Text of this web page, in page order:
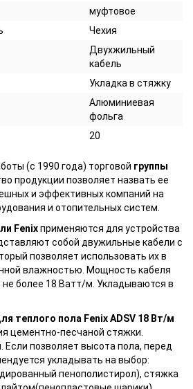
муфтовое
Чехия
Двухжильный
кабель
Укладка в стяжку
Алюминиевая
фольга
20
(с 1990 года) торговой группы
продукции позволяет назвать ее
и эффективных компаний на
и отопительных систем.
Fenixприменяются для устройства
собой двужильные кабели с
позволяет использовать их в
влажностью. Мощность кабеля
не более 18 Ватт/м. Укладываются в
теплого пола Fenix ADSV 18 Вт/м
цементно-песчаной стяжки.
позволяет высота пола, перед
укладывать на выбор:
пенополистирол), стяжка